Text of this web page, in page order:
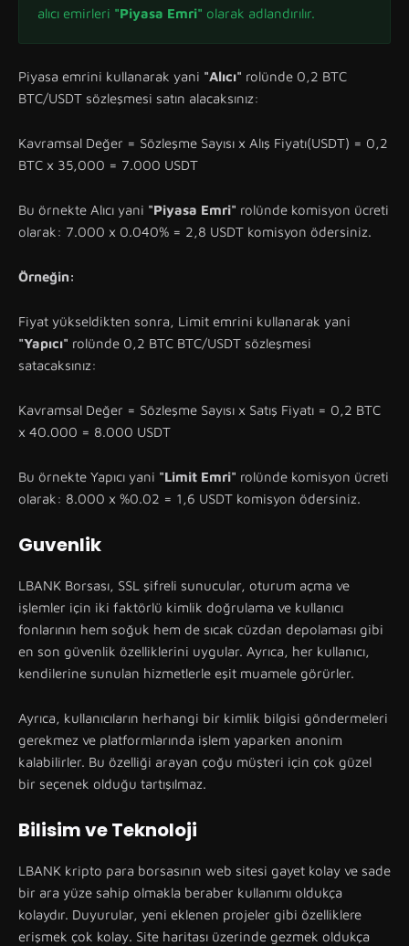
alıcı emirleri "Piyasa Emri" olarak adlandırılır.
Piyasa emrini kullanarak yani "Alıcı" rolünde 0,2 BTC
BTC/USDT sözleşmesi satın alacaksınız:
Kavramsal Değer = Sözleşme Sayısı x Alış Fiyatı(USDT) = 0,2
BTC x 35,000 = 7.000 USDT
Bu örnekte Alıcı yani "Piyasa Emri" rolünde komisyon ücreti
olarak: 7.000 x 0.040% = 2,8 USDT komisyon ödersiniz.
Örneğin:
Fiyat yükseldikten sonra, Limit emrini kullanarak yani
"Yapıcı" rolünde 0,2 BTC BTC/USDT sözleşmesi
satacaksınız:
Kavramsal Değer = Sözleşme Sayısı x Satış Fiyatı = 0,2 BTC
x 40.000 = 8.000 USDT
Bu örnekte Yapıcı yani "Limit Emri" rolünde komisyon ücreti
olarak: 8.000 x %0.02 = 1,6 USDT komisyon ödersiniz.
Guvenlik
LBANK Borsası, SSL şifreli sunucular, oturum açma ve
işlemler için iki faktörlü kimlik doğrulama ve kullanıcı
fonlarının hem soğuk hem de sıcak cüzdan depolaması gibi
en son güvenlik özelliklerini uygular. Ayrıca, her kullanıcı,
kendilerine sunulan hizmetlerle eşit muamele görürler.
Ayrıca, kullanıcıların herhangi bir kimlik bilgisi göndermeleri
gerekmez ve platformlarında işlem yaparken anonim
kalabilirler. Bu özelliği arayan çoğu müşteri için çok güzel
bir seçenek olduğu tartışılmaz.
Bilisim ve Teknoloji
LBANK kripto para borsasının web sitesi gayet kolay ve sade
bir ara yüze sahip olmakla beraber kullanımı oldukça
kolaydır. Duyurular, yeni eklenen projeler gibi özelliklere
erişmek çok kolay. Site haritası üzerinde gezmek oldukça